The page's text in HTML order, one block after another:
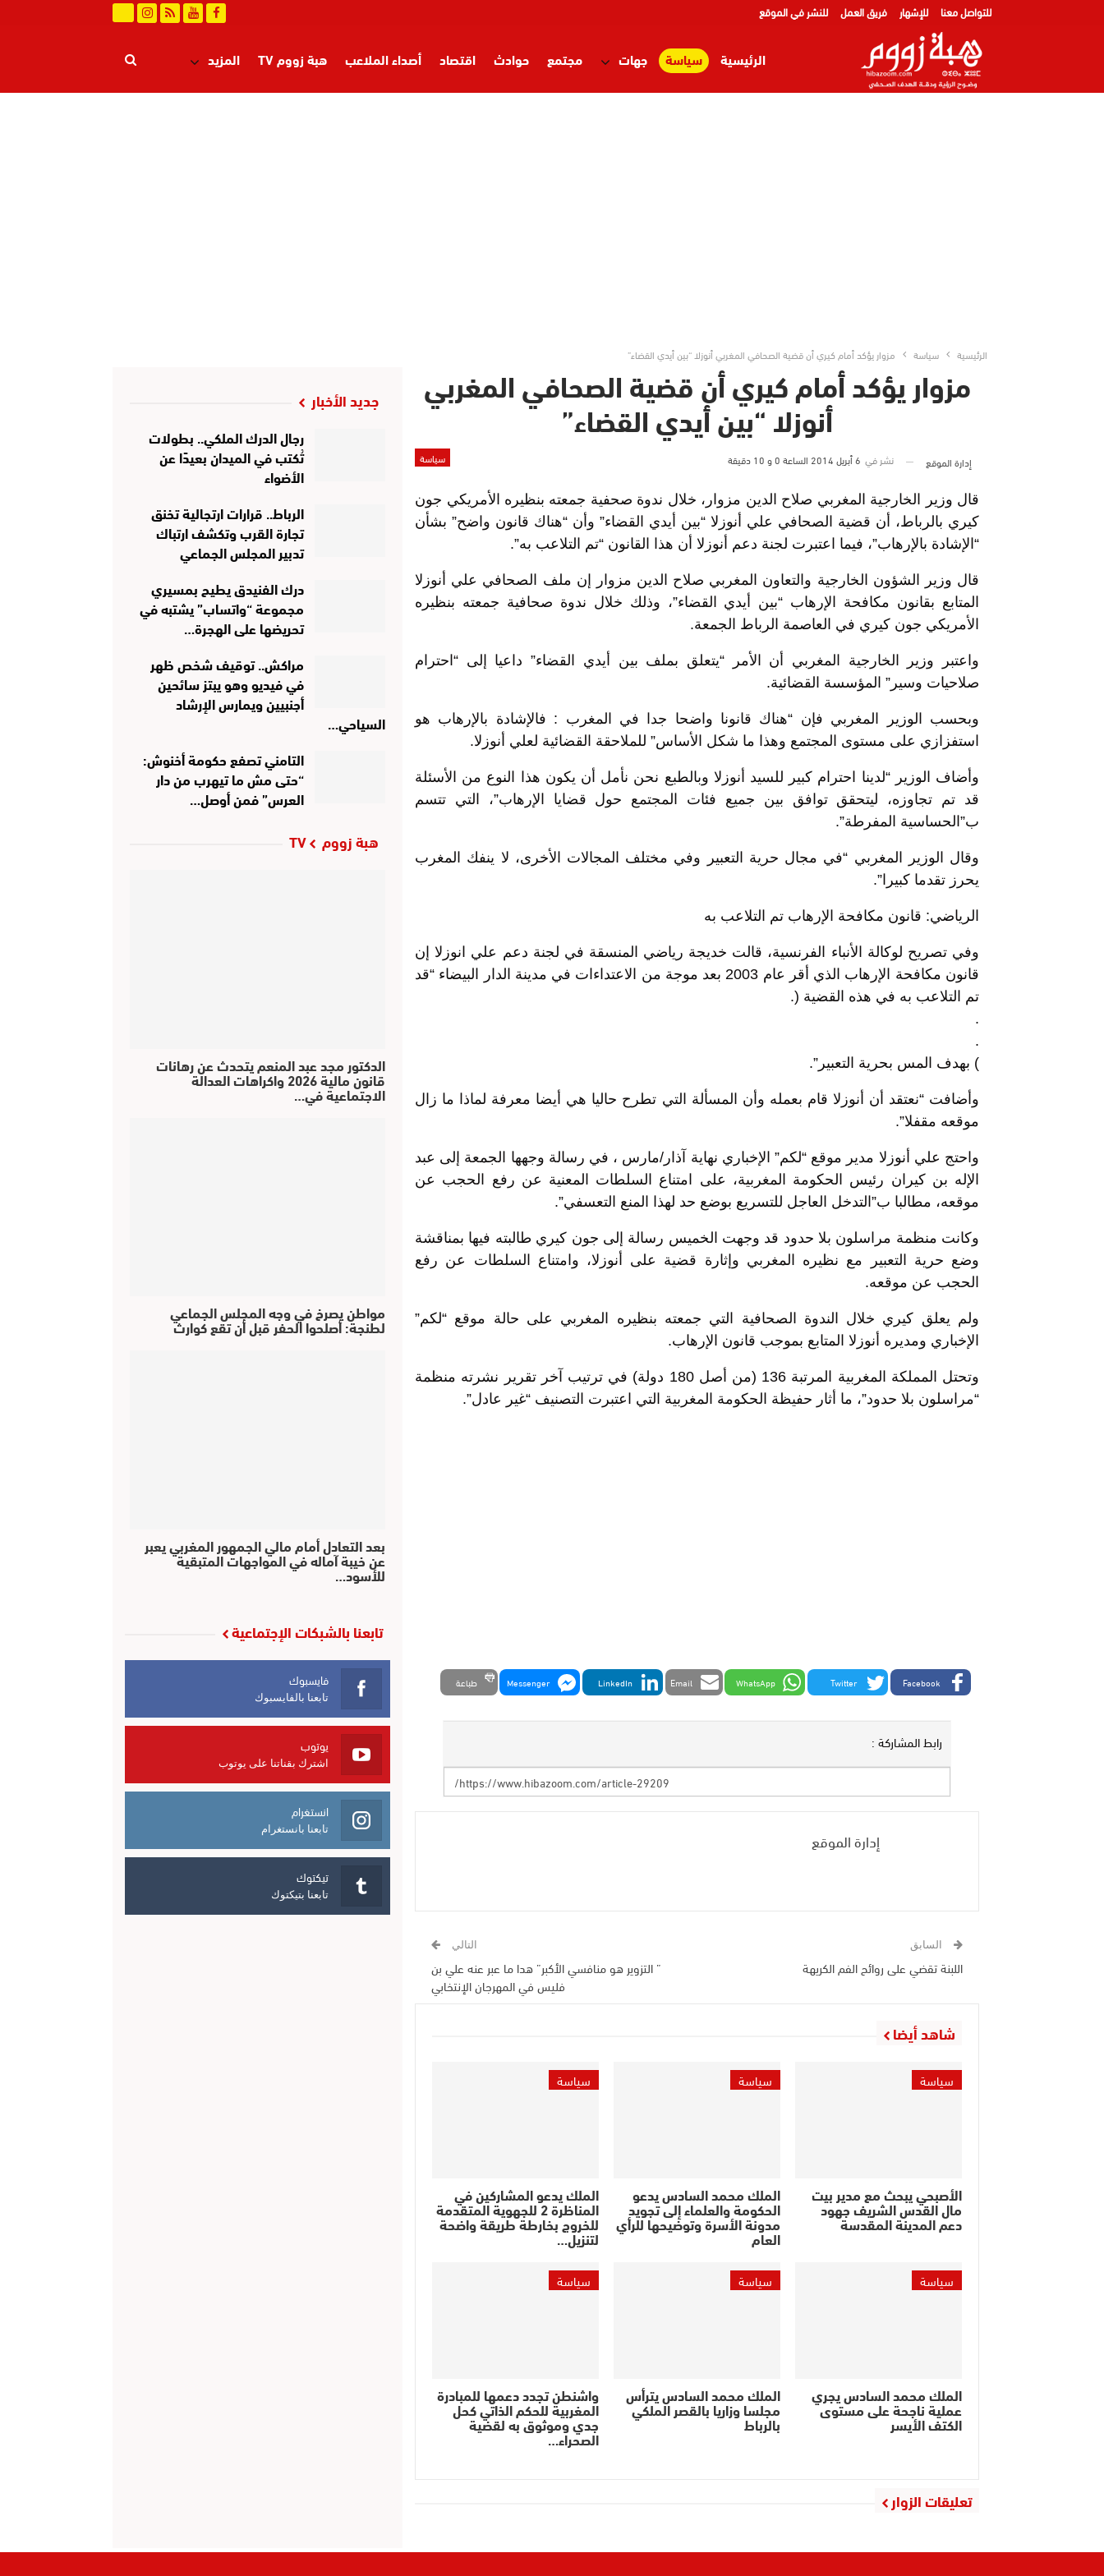
للتواصل معنا للإشهار فريق العمل للنشر في الموقع
الرئيسية سياسة جهات مجتمع حوادث اقتصاد أصداء الملاعب هبة زووم TV المزيد
الرئيسية سياسة مزوار يؤكد أمام كيري أن قضية الصحافي المغربي أنوزلا “بين أيدي القضاء”
مزوار يؤكد أمام كيري أن قضية الصحافي المغربي
أنوزلا “بين أيدي القضاء”
سياسة إدارة الموقع نشر في 6 أبريل 2014 الساعة 0 و 10 دقيقة
قال وزير الخارجية المغربي صلاح الدين مزوار، خلال ندوة صحفية جمعته بنظيره الأمريكي جون
كيري بالرباط، أن قضية الصحافي علي أنوزلا “بين أيدي القضاء” وأن “هناك قانون واضح” بشأن
“الإشادة بالإرهاب”، فيما اعتبرت لجنة دعم أنوزلا أن هذا القانون “تم التلاعب به”.
قال وزير الشؤون الخارجية والتعاون المغربي صلاح الدين مزوار إن ملف الصحافي علي أنوزلا
المتابع بقانون مكافحة الإرهاب “بين أيدي القضاء”، وذلك خلال ندوة صحافية جمعته بنظيره
الأمريكي جون كيري في العاصمة الرباط الجمعة.
واعتبر وزير الخارجية المغربي أن الأمر “يتعلق بملف بين أيدي القضاء” داعيا إلى “احترام
صلاحيات وسير” المؤسسة القضائية.
وبحسب الوزير المغربي فإن “هناك قانونا واضحا جدا في المغرب : فالإشادة بالإرهاب هو
استفزازي على مستوى المجتمع وهذا ما شكل الأساس” للملاحقة القضائية لعلي أنوزلا.
وأضاف الوزير “لدينا احترام كبير للسيد أنوزلا وبالطبع نحن نأمل أن يكون هذا النوع من الأسئلة
قد تم تجاوزه، ليتحقق توافق بين جميع فئات المجتمع حول قضايا الإرهاب”، التي تتسم
ب”الحساسية المفرطة”.
وقال الوزير المغربي “في مجال حرية التعبير وفي مختلف المجالات الأخرى، لا ينفك المغرب
يحرز تقدما كبيرا”.
الرياضي: قانون مكافحة الإرهاب تم التلاعب به
وفي تصريح لوكالة الأنباء الفرنسية، قالت خديجة رياضي المنسقة في لجنة دعم علي انوزلا إن
قانون مكافحة الإرهاب الذي أقر عام 2003 بعد موجة من الاعتداءات في مدينة الدار البيضاء “قد
تم التلاعب به في هذه القضية (.
.
.
) بهدف المس بحرية التعبير”.
وأضافت “نعتقد أن أنوزلا قام بعمله وأن المسألة التي تطرح حاليا هي أيضا معرفة لماذا ما زال
موقعه مقفلا”.
واحتج علي أنوزلا مدير موقع “لكم” الإخباري نهاية آذار/مارس ، في رسالة وجهها الجمعة إلى عبد
الإله بن كيران رئيس الحكومة المغربية، على امتناع السلطات المعنية عن رفع الحجب عن
موقعه، مطالبا ب”التدخل العاجل للتسريع بوضع حد لهذا المنع التعسفي”.
وكانت منظمة مراسلون بلا حدود قد وجهت الخميس رسالة إلى جون كيري طالبته فيها بمناقشة
وضع حرية التعبير مع نظيره المغربي وإثارة قضية على أنوزلا، وامتناع السلطات عن رفع
الحجب عن موقعه.
ولم يعلق كيري خلال الندوة الصحافية التي جمعته بنظيره المغربي على حالة موقع “لكم”
الإخباري ومديره أنوزلا المتابع بموجب قانون الإرهاب.
وتحتل المملكة المغربية المرتبة 136 (من أصل 180 دولة) في ترتيب آخر تقرير نشرته منظمة
“مراسلون بلا حدود”، ما أثار حفيظة الحكومة المغربية التي اعتبرت التصنيف “غير عادل”.
Facebook
Twitter
WhatsApp
Email
LinkedIn
Messenger طباعة
رابط المشاركة :
إدارة الموقع
السابق
اللبنة تقضي على روائح الفم الكريهة
التالي
” التزوير هو منافسي الأكبر” هدا ما عبر عنه علي بن
فليس في المهرجان الإنتخابي
شاهد أيضا
سياسة
الأصبحي يبحث مع مدير بيت
مال القدس الشريف جهود
دعم المدينة المقدسة
سياسة
الملك محمد السادس يدعو
الحكومة والعلماء إلى تجويد
مدونة الأسرة وتوضيحها للرأي
العام
سياسة
الملك يدعو المشاركين في
المناظرة 2 للجهوية المتقدمة
للخروج بخارطة طريقة واضحة
لتنزيل…
سياسة
الملك محمد السادس يجري
عملية ناجحة على مستوى
الكتف الأيسر
سياسة
الملك محمد السادس يترأس
مجلسا وزاريا بالقصر الملكي
بالرباط
سياسة
واشنطن تجدد دعمها للمبادرة
المغربية للحكم الذاتي كحل
جدي وموثوق به لقضية
الصحراء…
تعليقات الزوار
جديد الأخبار
رجال الدرك الملكي.. بطولات
تُكتب في الميدان بعيدًا عن
الأضواء
الرباط.. قرارات ارتجالية تخنق
تجارة القرب وتكشف ارتباك
تدبير المجلس الجماعي
درك الفنيدق يطيح بمسيري
مجموعة “واتساب” يشتبه في
تحريضها على الهجرة…
مراكش.. توقيف شخص ظهر
في فيديو وهو يبتز سائحين
أجنبيين ويمارس الإرشاد
السياحي…
التامني تصفع حكومة أخنوش:
“حتى مش ما تيهرب من دار
العرس” فمن أوصل…
هبة زووم TV
الدكتور مجد عبد المنعم يتحدث عن رهانات
قانون مالية 2026 واكراهات العدالة
الاجتماعية في…
مواطن يصرخ في وجه المجلس الجماعي
لطنجة: أصلحوا الحفر قبل أن تقع كوارث
بعد التعادل أمام مالي الجمهور المغربي يعبر
عن خيبة آماله في المواجهات المتبقية
للأسود…
تابعنا بالشبكات الإجتماعية
فايسبوك
تابعنا بالفايسبوك
يوتوب
اشترك بقناتنا على يوتوب
انستغرام
تابعنا بانستغرام
تيكتوك
تابعنا بتيكتوك